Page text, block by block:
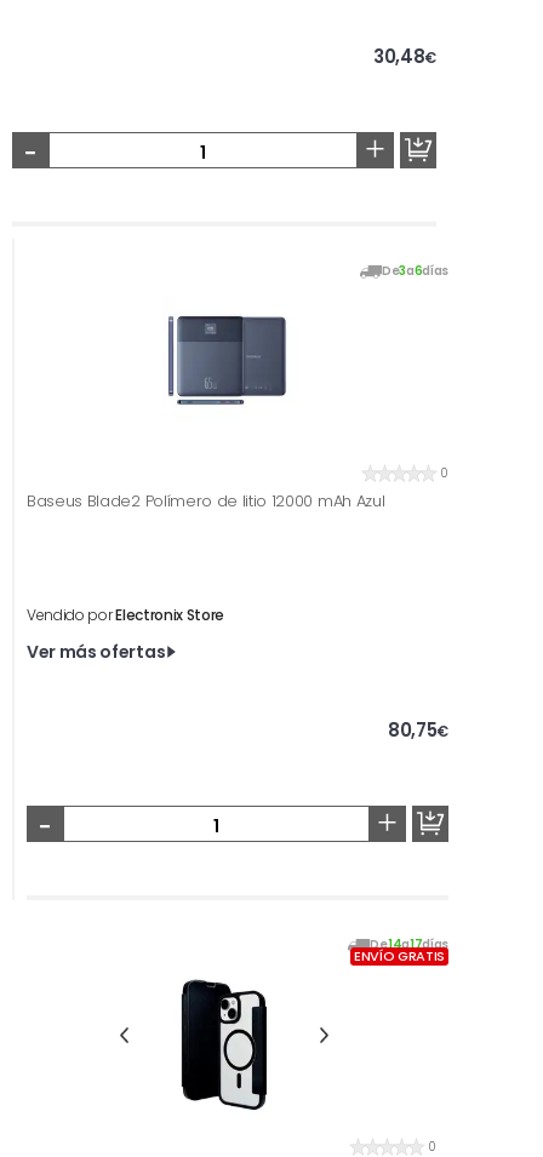
30,48€
- +
De3a6días
0
Baseus Blade2 Polímero de litio 12000 mAh Azul
Vendido porElectronix Store
Ver más ofertas
80,75€
- +
De14a17días
ENVÍO GRATIS
0